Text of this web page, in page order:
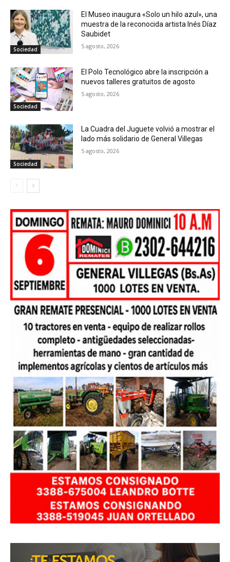
Sociedad
El Museo inaugura «Solo un hilo azul», una
muestra de la reconocida artista Inés Díaz
Saubidet
5 agosto, 2026
Sociedad
El Polo Tecnológico abre la inscripción a
nuevos talleres gratuitos de agosto
5 agosto, 2026
Sociedad
La Cuadra del Juguete volvió a mostrar el
lado más solidario de General Villegas
5 agosto, 2026